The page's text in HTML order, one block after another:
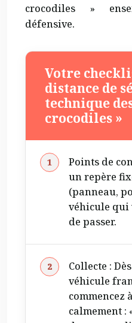
crocodiles »
défensive.
Votre
distance de
technique
crocodiles »
Points de
un repère
(panneau,
véhicule qui
de passer.
Collecte :
véhicule
commencez
calmement :